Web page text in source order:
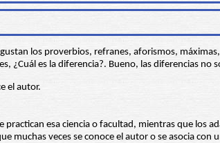
los proverbios, refranes, aforismos,
¿Cuál es la diferencia?. Bueno, las diferencias no
el autor.
practican esa ciencia o facultad, mientras que
muchas veces se conoce el autor o se asocia